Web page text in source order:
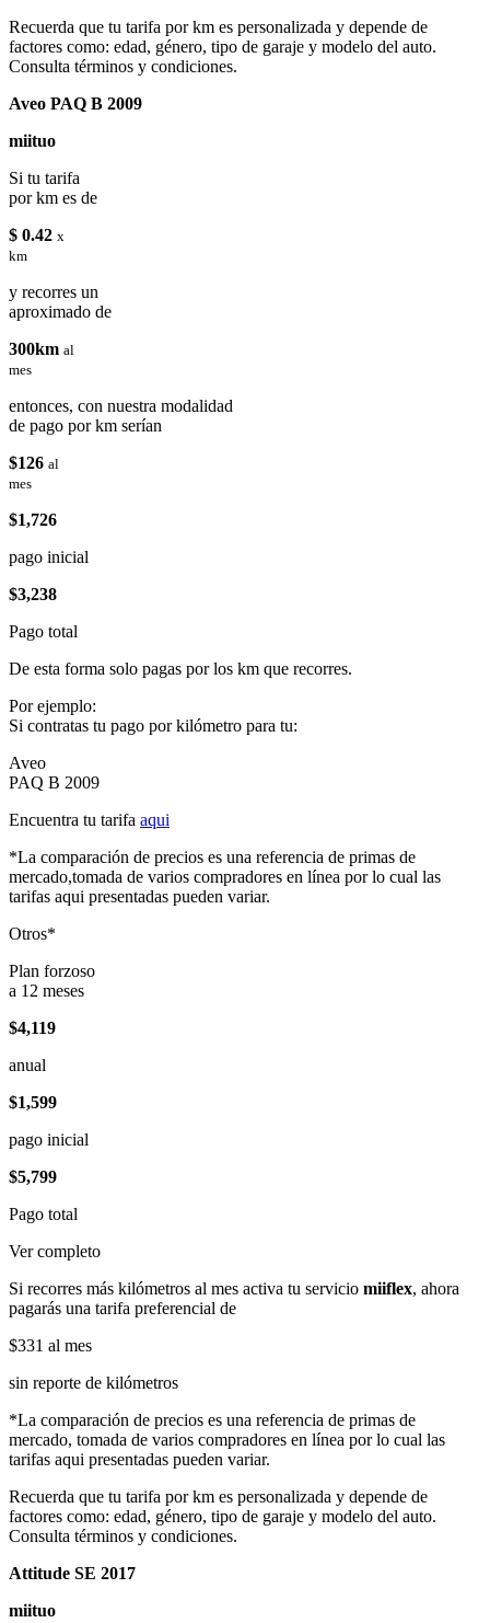
Recuerda que tu tarifa por km es personalizada y depende de
factores como: edad, género, tipo de garaje y modelo del auto.
Consulta términos y condiciones.
Aveo PAQ B 2009
miituo
Si tu tarifa
por km es de
$ 0.42 x
km
y recorres un
aproximado de
300km al
mes
entonces, con nuestra modalidad
de pago por km serían
$126 al
mes
$1,726
pago inicial
$3,238
Pago total
De esta forma solo pagas por los km que recorres.
Por ejemplo:
Si contratas tu pago por kilómetro para tu:
Aveo
PAQ B 2009
Encuentra tu tarifa aqui
*La comparación de precios es una referencia de primas de
mercado,tomada de varios compradores en línea por lo cual las
tarifas aqui presentadas pueden variar.
Otros*
Plan forzoso
a 12 meses
$4,119
anual
$1,599
pago inicial
$5,799
Pago total
Ver completo
Si recorres más kilómetros al mes activa tu servicio miiflex, ahora
pagarás una tarifa preferencial de
$331 al mes
sin reporte de kilómetros
*La comparación de precios es una referencia de primas de
mercado, tomada de varios compradores en línea por lo cual las
tarifas aqui presentadas pueden variar.
Recuerda que tu tarifa por km es personalizada y depende de
factores como: edad, género, tipo de garaje y modelo del auto.
Consulta términos y condiciones.
Attitude SE 2017
miituo